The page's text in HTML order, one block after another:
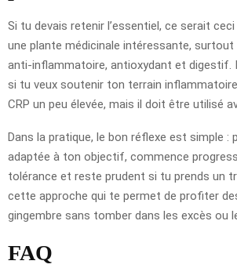
Si tu devais retenir l’essentiel, ce serait
une plante médicinale intéressante,
anti-inflammatoire, antioxydant et digestif.
si tu veux soutenir ton terrain
CRP un peu élevée, mais il doit être utilisé
Dans la pratique, le bon réflexe est simple :
adaptée à ton objectif, commence
tolérance et reste prudent si tu prends un
cette approche qui te permet de profiter
gingembre sans tomber dans les excès ou
FAQ